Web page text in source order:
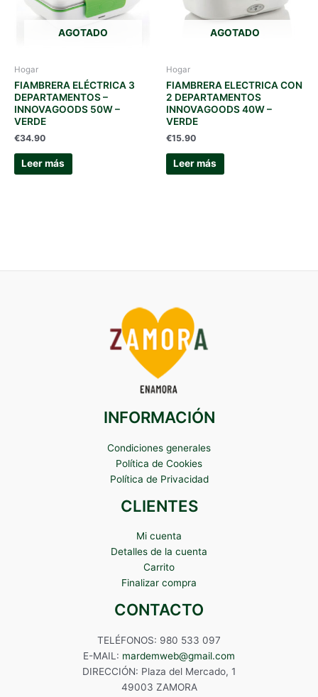
AGOTADO
Hogar
FIAMBRERA ELÉCTRICA 3
DEPARTAMENTOS –
INNOVAGOODS 50W –
VERDE
€34.90
Leer más
AGOTADO
Hogar
FIAMBRERA ELECTRICA CON
2 DEPARTAMENTOS
INNOVAGOODS 40W –
VERDE
€15.90
Leer más
INFORMACIÓN
Condiciones generales
Política de Cookies
Política de Privacidad
CLIENTES
Mi cuenta
Detalles de la cuenta
Carrito
Finalizar compra
CONTACTO
TELÉFONOS: 980 533 097
E-MAIL: mardemweb@gmail.com
DIRECCIÓN: Plaza del Mercado, 1
49003 ZAMORA